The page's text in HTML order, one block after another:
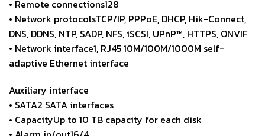
• Remote connections128
• Network protocolsTCP/IP, PPPoE, DHCP, Hik-Connect,
DNS, DDNS, NTP, SADP, NFS, iSCSI, UPnP™, HTTPS, ONVIF
• Network interface1, RJ45 10M/100M/1000M self-
adaptive Ethernet interface
Auxiliary interface
• SATA2 SATA interfaces
• CapacityUp to 10 TB capacity for each disk